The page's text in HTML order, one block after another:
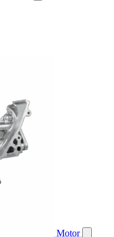
Motor